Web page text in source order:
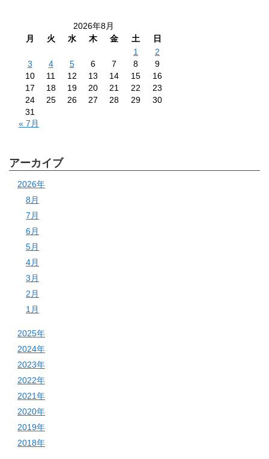
2026年8月
月
火 水 木 金 土
日
1
2
3
4 5 6 7 8
9
10
11 12 13 14 15
16
17
18 19 20 21 22
23
24
25 26 27 28 29
30
31
« 7月
アーカイブ
2026年
8月
7月
6月
5月
4月
3月
2月
1月
2025年
2024年
2023年
2022年
2021年
2020年
2019年
2018年